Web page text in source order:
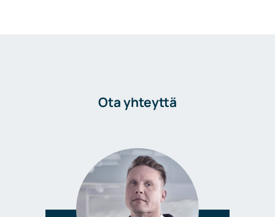
Ota yhteyttä